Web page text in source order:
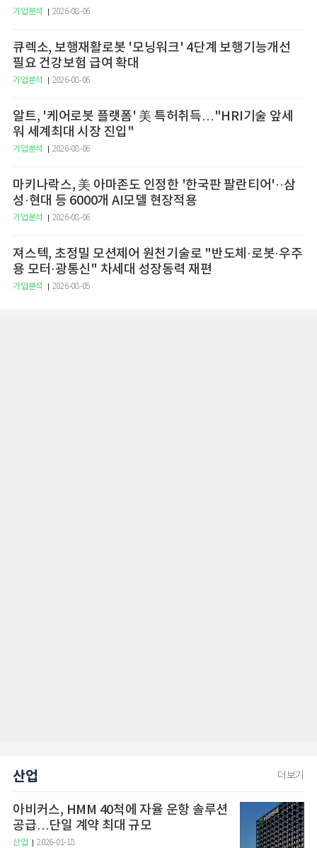
기업분석 2026-08-06
큐렉소, 보행재활로봇 '모닝워크' 4단계 보행기능개선
필요 건강보험 급여 확대
기업분석 2026-08-06
알트, '케어로봇 플랫폼' 美 특허취득…"HRI기술 앞세
워 세계최대 시장 진입"
기업분석 2026-08-06
마키나락스, 美 아마존도 인정한 '한국판 팔란티어'··삼
성·현대 등 6000개 AI모델 현장적용
기업분석 2026-08-06
져스텍, 초정밀 모션제어 원천기술로 "반도체·로봇·우주
용 모터·광통신" 차세대 성장동력 재편
기업분석 2026-08-05
산업 더보기
아비커스, HMM 40척에 자율 운항 솔루션
공급…단일 계약 최대 규모
산업 2026-01-18